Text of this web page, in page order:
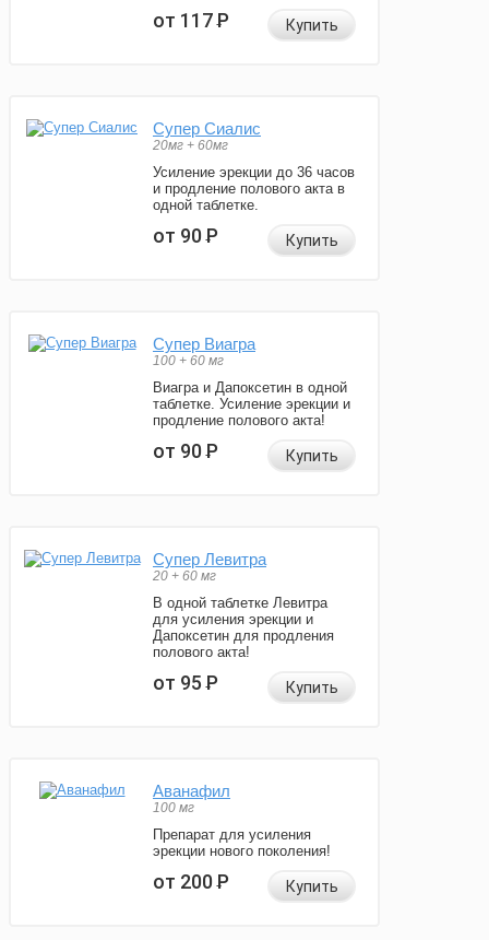
от 117Р Купить
Супер Сиалис
20мг + 60мг
Усиление эрекции до 36 часов
и продление полового акта в
одной таблетке.
от 90Р Купить
Супер Виагра
100 + 60 мг
Виагра и Дапоксетин в одной
таблетке. Усиление эрекции и
продление полового акта!
от 90Р Купить
Супер Левитра
20 + 60 мг
В одной таблетке Левитра
для усиления эрекции и
Дапоксетин для продления
полового акта!
от 95Р Купить
Аванафил
100 мг
Препарат для усиления
эрекции нового поколения!
от 200Р Купить